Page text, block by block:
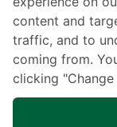
Chivawattana
Maps and Directions
Samitivej Virtual Hospital
content and
traffic, and to
coming from.
clicking "Change